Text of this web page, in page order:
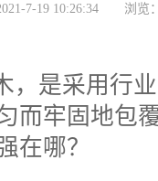
7-19 10:26:34 浏览
，是采用行
而牢固地包
在哪？